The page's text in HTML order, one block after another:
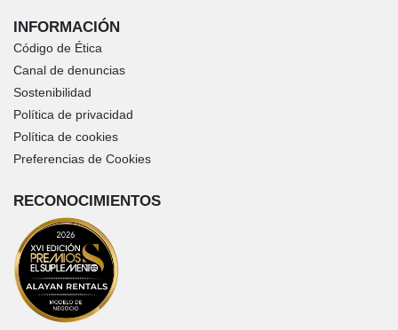
INFORMACIÓN
Código de Ética
Canal de denuncias
Sostenibilidad
Política de privacidad
Política de cookies
Preferencias de Cookies
RECONOCIMIENTOS